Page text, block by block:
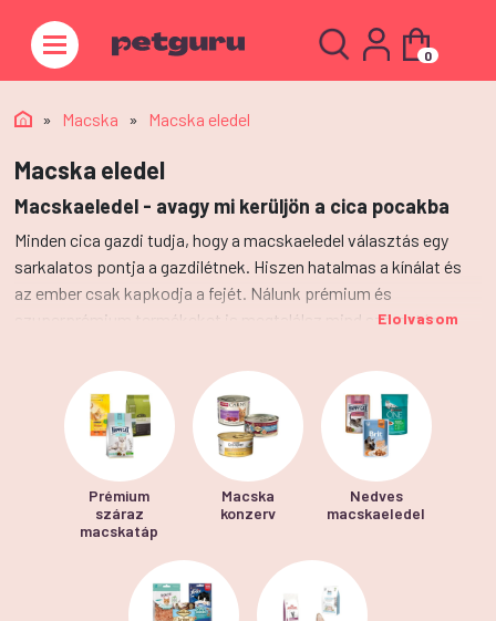
0
» Macska » Macska eledel
Macska eledel
Macskaeledel - avagy mi kerüljön a cica pocakba
Minden cica gazdi tudja, hogy a macskaeledel választás egy
sarkalatos pontja a gazdilétnek. Hiszen hatalmas a kínálat és
az ember csak kapkodja a fejét. Nálunk prémium és
szuperprémium termékeket is megtalálsz mind száraztáp,
Bízd ránk magad, cica kaja ügyben!
Elolvasom
Prémium
száraz
macskatáp
Macska
konzerv
Nedves
macskaeledel